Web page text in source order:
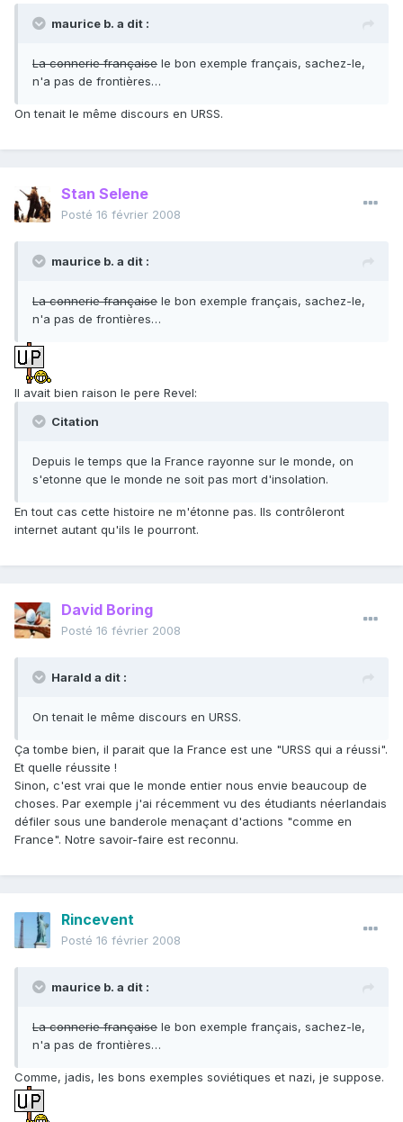
maurice b. a dit :
La connerie française le bon exemple français, sachez-le,
n'a pas de frontières…
On tenait le même discours en URSS.
Stan Selene
Posté 16 février 2008
maurice b. a dit :
La connerie française le bon exemple français, sachez-le,
n'a pas de frontières…
Il avait bien raison le pere Revel:
Citation
Depuis le temps que la France rayonne sur le monde, on
s'etonne que le monde ne soit pas mort d'insolation.
En tout cas cette histoire ne m'étonne pas. Ils contrôleront
internet autant qu'ils le pourront.
David Boring
Posté 16 février 2008
Harald a dit :
On tenait le même discours en URSS.
Ça tombe bien, il parait que la France est une "URSS qui a réussi".
Et quelle réussite !
Sinon, c'est vrai que le monde entier nous envie beaucoup de
choses. Par exemple j'ai récemment vu des étudiants néerlandais
défiler sous une banderole menaçant d'actions "comme en
France". Notre savoir-faire est reconnu.
Rincevent
Posté 16 février 2008
maurice b. a dit :
La connerie française le bon exemple français, sachez-le,
n'a pas de frontières…
Comme, jadis, les bons exemples soviétiques et nazi, je suppose.